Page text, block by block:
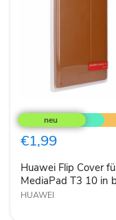
Flip
Cover
für
MediaPad
10
in
braun
€1,99
Huawei Flip Cover
MediaPad T3 10 in
HUAWEI